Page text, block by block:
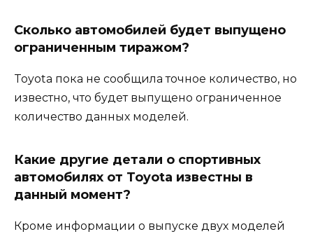
Сколько автомобилей будет выпущено
ограниченным тиражом?
Toyota пока не сообщила точное количество, но
известно, что будет выпущено ограниченное
количество данных моделей.
Какие другие детали о спортивных
автомобилях от Toyota известны в
данный момент?
Кроме информации о выпуске двух моделей